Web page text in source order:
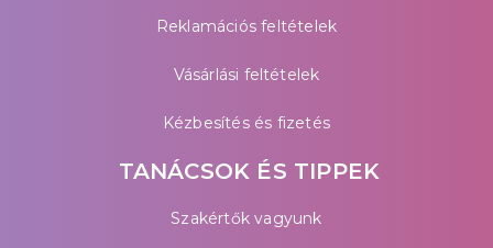
Reklamációs feltételek
Vásárlási feltételek
Kézbesítés és fizetés
TANÁCSOK ÉS TIPPEK
Szakértők vagyunk